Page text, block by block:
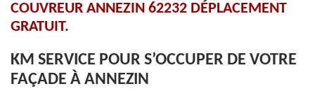
COUVREUR ANNEZIN 62232 DÉPLACEMENT
GRATUIT.
KM SERVICE POUR S’OCCUPER DE VOTRE
FAÇADE À ANNEZIN